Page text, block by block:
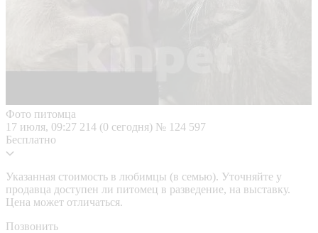
Фото питомца
17 июля, 09:27 214 (0 сегодня) № 124 597
Бесплатно
Указанная стоимость в любимцы (в семью). Уточняйте у
продавца доступен ли питомец в разведение, на выставку.
Цена может отличаться.
Позвонить